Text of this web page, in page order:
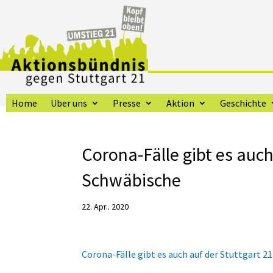
Home Über uns Presse Aktion Geschichte
Corona-Fälle gibt es
Schwäbische
22. Apr.. 2020
Corona-Fälle gibt es auch auf der Stuttgart